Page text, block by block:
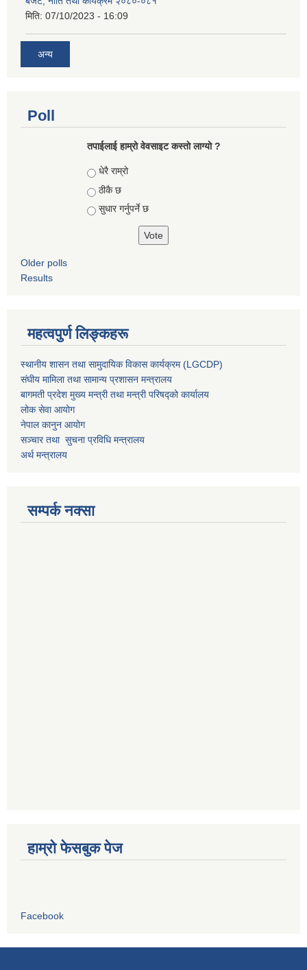
मिति: 07/10/2023 - 16:09
अन्य
Poll
तपाईलाई हाम्रो वेवसाइट कस्ताे लाग्याे ?
Choices
धेरै राम्रो
ठीकै छ
सुधार गर्नुपर्ने छ
Older polls
Results
महत्वपुर्ण लिङ्कहरू
स्थानीय शासन तथा सामुदायिक विकास कार्यक्रम (LGCDP)
संघीय मामिला तथा सामान्य प्रशासन मन्त्रालय
बागमती प्रदेश मुख्य मन्त्री तथा मन्त्री परिषद्को कार्यालय
लोक सेवा आयोग
नेपाल कानुन आयोग
सञ्चार तथा सुचना प्रविधि मन्त्रालय
अर्थ मन्त्रालय
सम्पर्क नक्सा
हाम्रो फेसबुक पेज
Facebook